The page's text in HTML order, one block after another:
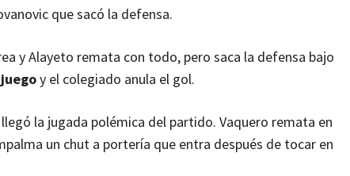
que sacó la defensa.
y Alayeto remata con todo, pero saca la defensa bajo
y el colegiado anula el gol.
la jugada polémica del partido. Vaquero remata en
un chut a portería que entra después de tocar en